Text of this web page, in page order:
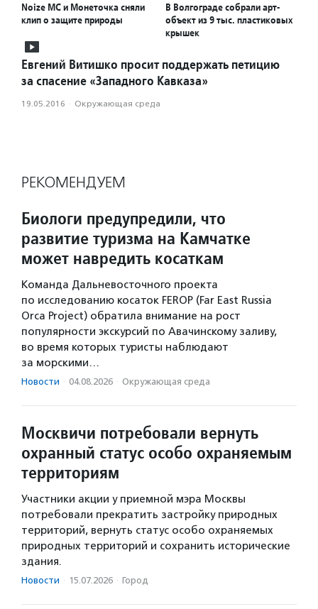
Noize MС и Монеточка cняли
клип о защите природы
В Волгограде собрали арт-
объект из 9 тыс. пластиковых
крышек
Евгений Витишко просит поддержать петицию
за спасение «Западного Кавказа»
19.05.2016 · Окружающая среда
РЕКОМЕНДУЕМ
Биологи предупредили, что
развитие туризма на Камчатке
может навредить косаткам
Команда Дальневосточного проекта
по исследованию косаток FEROP (Far East Russia
Orca Project) обратила внимание на рост
популярности экскурсий по Авачинскому заливу,
во время которых туристы наблюдают
за морскими…
Новости · 04.08.2026 · Окружающая среда
Москвичи потребовали вернуть
охранный статус особо охраняемым
территориям
Участники акции у приемной мэра Москвы
потребовали прекратить застройку природных
территорий, вернуть статус особо охраняемых
природных территорий и сохранить исторические
здания.
Новости · 15.07.2026 · Город